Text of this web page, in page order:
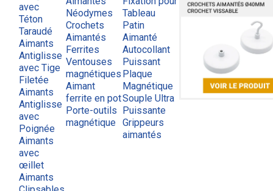
avec
Téton
Taraudé
Aimants
Antiglisse
avec Tige
Filetée
Aimants
Antiglisse
avec
Poignée
Aimants
avec
œillet
Aimants
Néodymes
Crochets
Aimantés
Ferrites
Ventouses
magnétiques
Aimant
ferrite en pot
Porte-outils
magnétique
Tableau
Patin
Aimanté
Autocollant
Puissant
Plaque
Magnétique
Souple Ultra
Puissante
Grippeurs
aimantés